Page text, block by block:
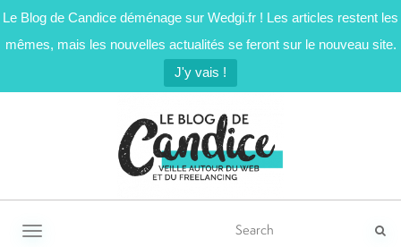
Le Blog de Candice déménage sur Wedgi.fr ! Les articles restent les
mêmes, mais les nouvelles actualités se feront sur le nouveau site.
J'y vais !
Activer/désactiver la navigation